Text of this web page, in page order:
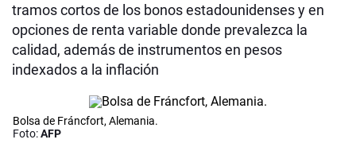
tramos cortos de los bonos estadounidenses y en
opciones de renta variable donde prevalezca la
calidad, además de instrumentos en pesos
indexados a la inflación
Bolsa de Fráncfort, Alemania.
Foto:AFP